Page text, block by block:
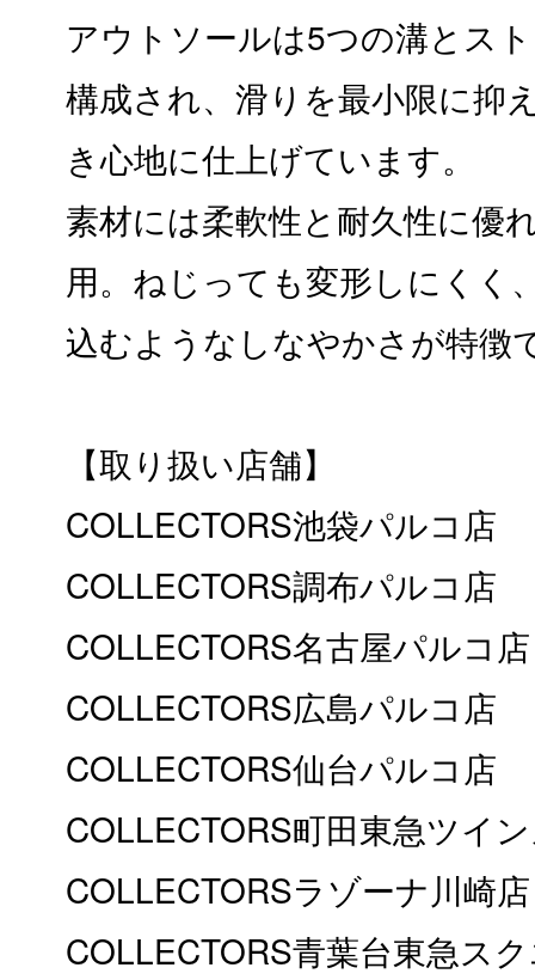
アウトソールは5つの溝とス
構成され、滑りを最小限に抑
き心地に仕上げています。
素材には柔軟性と耐久性に優
用。ねじっても変形しにくく
込むようなしなやかさが特徴
【取り扱い店舗】
COLLECTORS池袋パルコ店
COLLECTORS調布パルコ店
COLLECTORS名古屋パルコ店
COLLECTORS広島パルコ店
COLLECTORS仙台パルコ店
COLLECTORS町田東急ツイ
COLLECTORSラゾーナ川崎店
COLLECTORS青葉台東急ス